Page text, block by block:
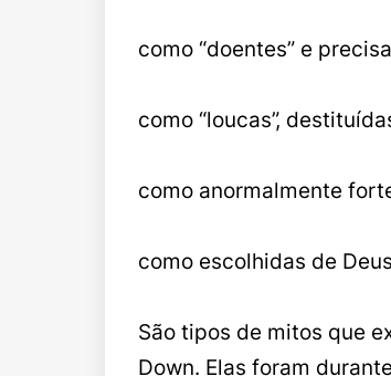
como “doentes” e
como “loucas”,
como anormalmente
como escolhidas de
São tipos de mitos que
Down. Elas foram